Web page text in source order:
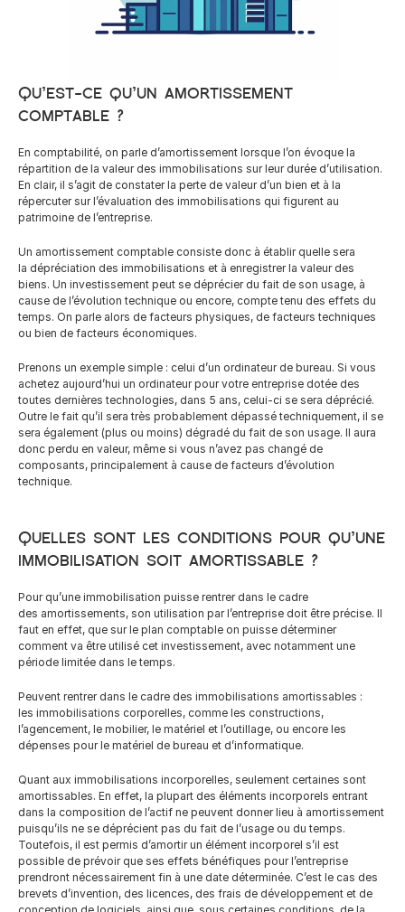
Ressources
Docs
About
COMMUNITY
Events
Experts
Select Language
French
Qu’est-ce qu’un amortissement
comptable ?
En comptabilité, on parle d’amortissement lorsque l’on évoque la
répartition de la valeur des immobilisations sur leur durée d’utilisation.
En clair, il s’agit de constater la perte de valeur d’un bien et à la
répercuter sur l’évaluation des immobilisations qui figurent au
patrimoine de l’entreprise.
Un amortissement comptable consiste donc à établir quelle sera
la dépréciation des immobilisations et à enregistrer la valeur des
biens. Un investissement peut se déprécier du fait de son usage, à
cause de l’évolution technique ou encore, compte tenu des effets du
temps. On parle alors de facteurs physiques, de facteurs techniques
ou bien de facteurs économiques.
Prenons un exemple simple : celui d’un ordinateur de bureau. Si vous
achetez aujourd’hui un ordinateur pour votre entreprise dotée des
toutes dernières technologies, dans 5 ans, celui-ci se sera déprécié.
Outre le fait qu’il sera très probablement dépassé techniquement, il se
sera également (plus ou moins) dégradé du fait de son usage. Il aura
donc perdu en valeur, même si vous n’avez pas changé de
composants, principalement à cause de facteurs d’évolution
technique.
Quelles sont les conditions pour qu’une
immobilisation soit amortissable ?
Pour qu’une immobilisation puisse rentrer dans le cadre
des amortissements, son utilisation par l’entreprise doit être précise. Il
faut en effet, que sur le plan comptable on puisse déterminer
comment va être utilisé cet investissement, avec notamment une
période limitée dans le temps.
Peuvent rentrer dans le cadre des immobilisations amortissables :
les immobilisations corporelles, comme les constructions,
l’agencement, le mobilier, le matériel et l’outillage, ou encore les
dépenses pour le matériel de bureau et d’informatique.
Quant aux immobilisations incorporelles, seulement certaines sont
amortissables. En effet, la plupart des éléments incorporels entrant
dans la composition de l’actif ne peuvent donner lieu à amortissement
puisqu’ils ne se déprécient pas du fait de l’usage ou du temps.
Toutefois, il est permis d’amortir un élément incorporel s’il est
possible de prévoir que ses effets bénéfiques pour l’entreprise
prendront nécessairement fin à une date déterminée. C’est le cas des
brevets d’invention, des licences, des frais de développement et de